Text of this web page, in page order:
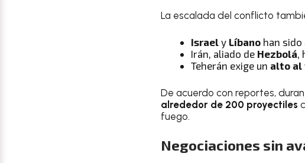
La escalada del conflicto
Israel y Líbano han
Irán, aliado de Hezbolá,
Teherán exige un alto al
De acuerdo con reportes,
alrededor de 200 proyectiles
fuego.
Negociaciones sin